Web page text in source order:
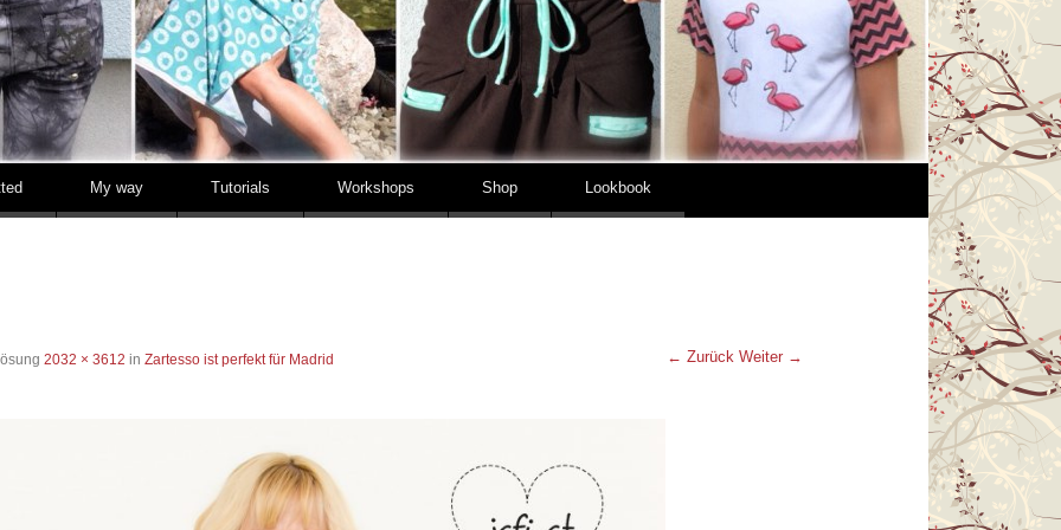
My way Tutorials Workshops Shop Lookbook
2032 × 3612 inZartesso ist perfekt für Madrid ← Zurück Weiter →